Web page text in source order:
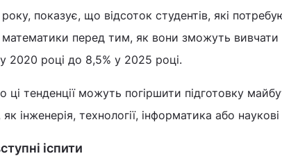
показує, що відсоток студентів, які
математики перед тим, як вони зможуть вивчати
2020 році до 8,5% у 2025 році.
тенденції можуть погіршити підготовку
інженерія, технології, інформатика або
іспити